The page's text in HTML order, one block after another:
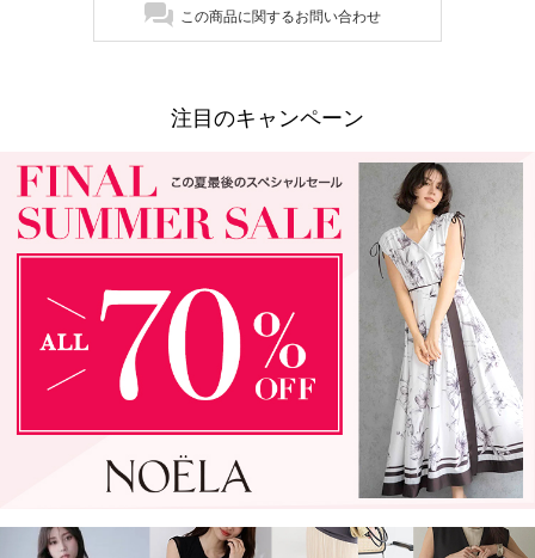
この商品に関するお問い合わせ
注目のキャンペーン